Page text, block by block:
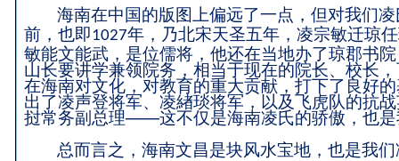
海南在中国的版图上偏远了一点，但对我们
前，也即1027年，乃北宋天圣五年，凌宗敏迁琼
敏能文能武，是位儒将，他还在当地办了琼郡书
山长要讲学兼领院务，相当于现在的院长、校长
在海南对文化，对教育的重大贡献，打下了良好
出了凌声登将军、凌緖琰将军，以及飞虎队的抗
挝常务副总理——这不仅是海南凌氏的骄傲，也
总而言之，海南文昌是块风水宝地，也是我